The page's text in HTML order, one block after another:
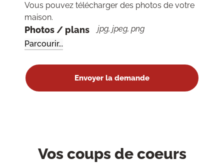
Vous pouvez télécharger des photos de votre
maison.
Photos / plans jpg, jpeg, png
Vos coups de coeurs